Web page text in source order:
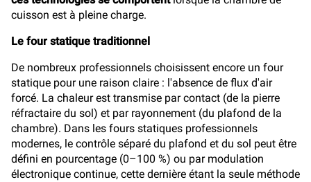
cuisson est à pleine charge.
Le four statique traditionnel
De nombreux professionnels choisissent encore un four
statique pour une raison claire : l'absence de flux d'air
forcé. La chaleur est transmise par contact (de la pierre
réfractaire du sol) et par rayonnement (du plafond de la
chambre). Dans les fours statiques professionnels
modernes, le contrôle séparé du plafond et du sol peut être
défini en pourcentage (0–100 %) ou par modulation
électronique continue, cette dernière étant la seule méthode